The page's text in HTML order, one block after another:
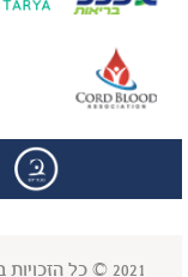
2021 © כל